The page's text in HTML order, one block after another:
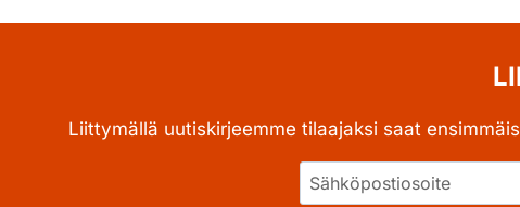
Liittymällä uutiskirjeemme tilaajaksi saat